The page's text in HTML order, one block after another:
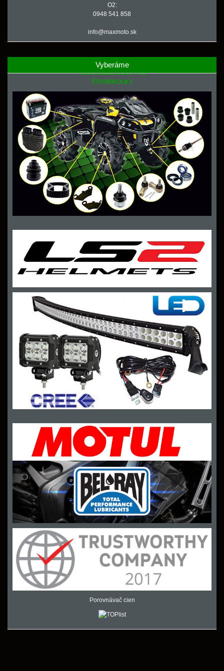
O2:
0948 541 858
info@maxmoto.sk
Vyberáme
NÁHRADNÉ DIELY PRE
ŠTVORKOLKY
Porovnávač cien